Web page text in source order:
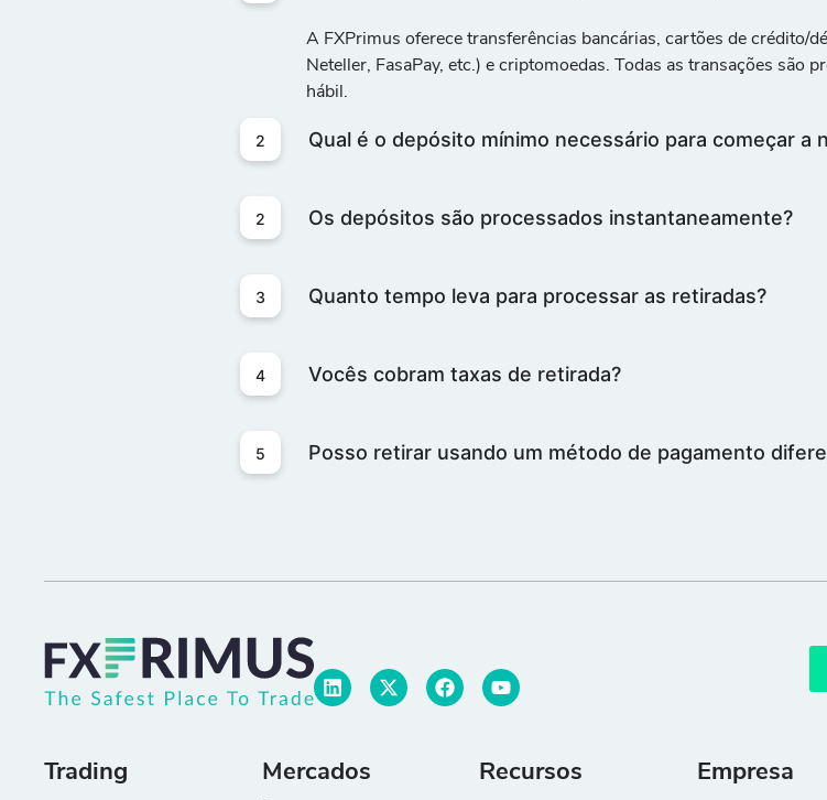
A FXPrimus oferece transferências bancárias, cartões de crédito/
Neteller, FasaPay, etc.) e criptomoedas. Todas as transações são
hábil.
2 Qual é o depósito mínimo necessário para começar a
2 Os depósitos são processados instantaneamente?
3 Quanto tempo leva para processar as retiradas?
4 Vocês cobram taxas de retirada?
5 Posso retirar usando um método de pagamento
Trading Mercados Recursos Empresa